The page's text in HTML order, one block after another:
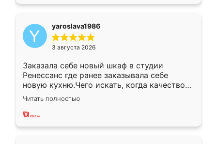
yaroslava1986
3 августа 2026
Заказала себе новый шкаф в студии
Ренессанс где ранее заказывала себе
новую кухню.Чего искать, когда качеством
вполне довольна. Служит кухня уже почти
два года, нареканий нет.
Читать полностью